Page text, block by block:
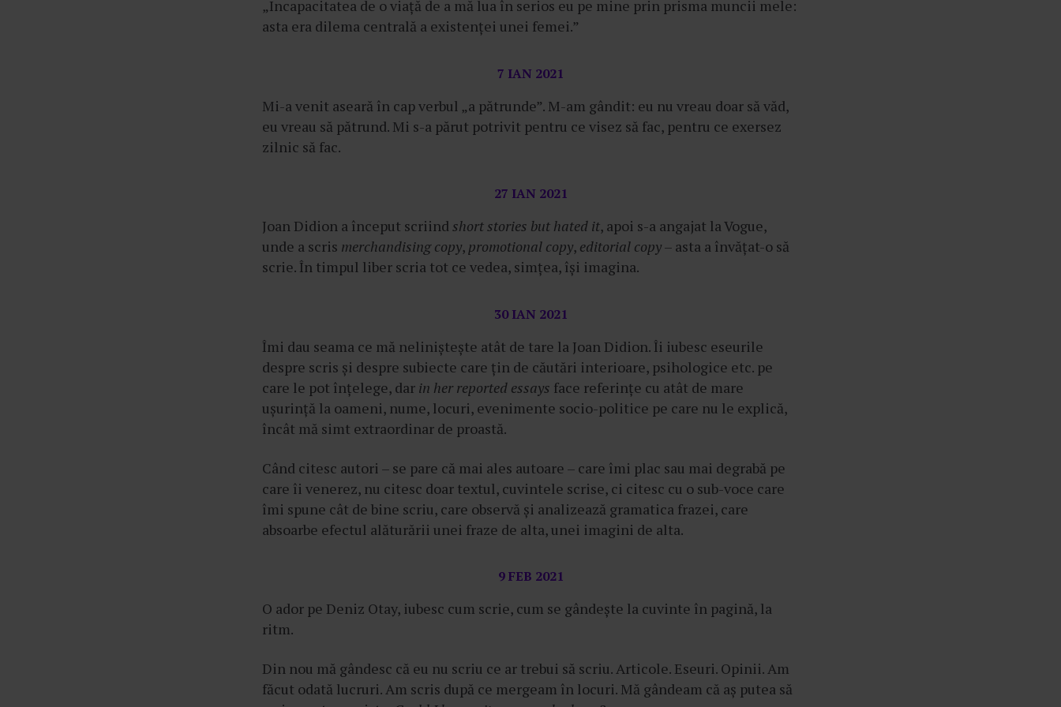
„Incapacitatea de o viață de a mă lua în serios eu pe mine prin prisma muncii mele:
asta era dilema centrală a existenței unei femei.”
7 IAN 2021
Mi-a venit aseară în cap verbul „a pătrunde”. M-am gândit: eu nu vreau doar să văd,
eu vreau să pătrund. Mi s-a părut potrivit pentru ce visez să fac, pentru ce exersez
zilnic să fac.
27 IAN 2021
Joan Didion a început scriind short stories but hated it, apoi s-a angajat la Vogue,
unde a scris merchandising copy, promotional copy, editorial copy– asta a învățat-o să
scrie. În timpul liber scria tot ce vedea, simțea, își imagina.
30 IAN 2021
Îmi dau seama ce mă neliniștește atât de tare la Joan Didion. Îi iubesc eseurile
despre scris și despre subiecte care țin de căutări interioare, psihologice etc. pe
care le pot înțelege, dar in her reported essays face referințe cu atât de mare
ușurință la oameni, nume, locuri, evenimente socio-politice pe care nu le explică,
încât mă simt extraordinar de proastă.
Când citesc autori – se pare că mai ales autoare – care îmi plac sau mai degrabă pe
care îi venerez, nu citesc doar textul, cuvintele scrise, ci citesc cu o sub-voce care
îmi spune cât de bine scriu, care observă și analizează gramatica frazei, care
absoarbe efectul alăturării unei fraze de alta, unei imagini de alta.
9 FEB 2021
O ador pe Deniz Otay, iubesc cum scrie, cum se gândește la cuvinte în pagină, la
ritm.
Din nou mă gândesc că eu nu scriu ce ar trebui să scriu. Articole. Eseuri. Opinii. Am
făcut odată lucruri. Am scris după ce mergeam în locuri. Mă gândeam că aș putea să